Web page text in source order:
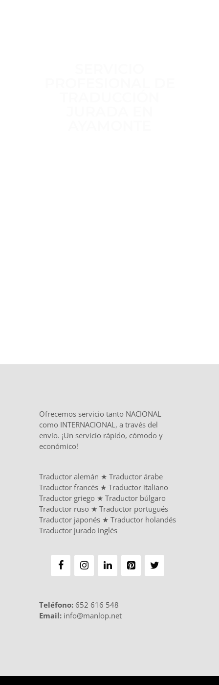
Ofrecemos servicio tanto NACIONAL
como INTERNACIONAL, a través del
envío. ¡Un servicio rápido, cómodo y
económico!
Traductor alemán ★ Traductor árabe
Traductor francés ★ Traductor italiano
Traductor griego ★ Traductor búlgaro
Traductor ruso ★ Traductor portugués
Traductor japonés ★ Traductor holandés
Traductor jurado inglés
Teléfono: 652 616 548
Email: info@manlop.net